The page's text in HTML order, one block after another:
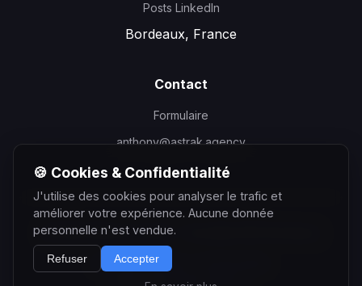
Posts LinkedIn
Bordeaux, France
Contact
Formulaire
anthony@astrak.agency
©2026Anthony Courtin - Consultant SEO Bordeaux
Mentions Légales
Partenaire
Astrak Agency
🍪 Cookies & Confidentialité
J'utilise des cookies pour analyser le trafic et
améliorer votre expérience. Aucune donnée
personnelle n'est vendue.
Refuser Accepter